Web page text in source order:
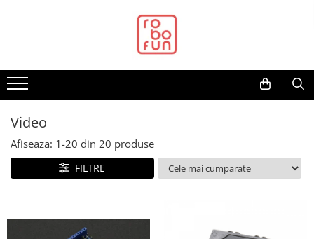
Arduino Original
Arduino Compatibil
Raspberry PI
Alimentare
Racire
Accesorii
Video
Afiseaza: 1-20 din 20 produse
FILTRE